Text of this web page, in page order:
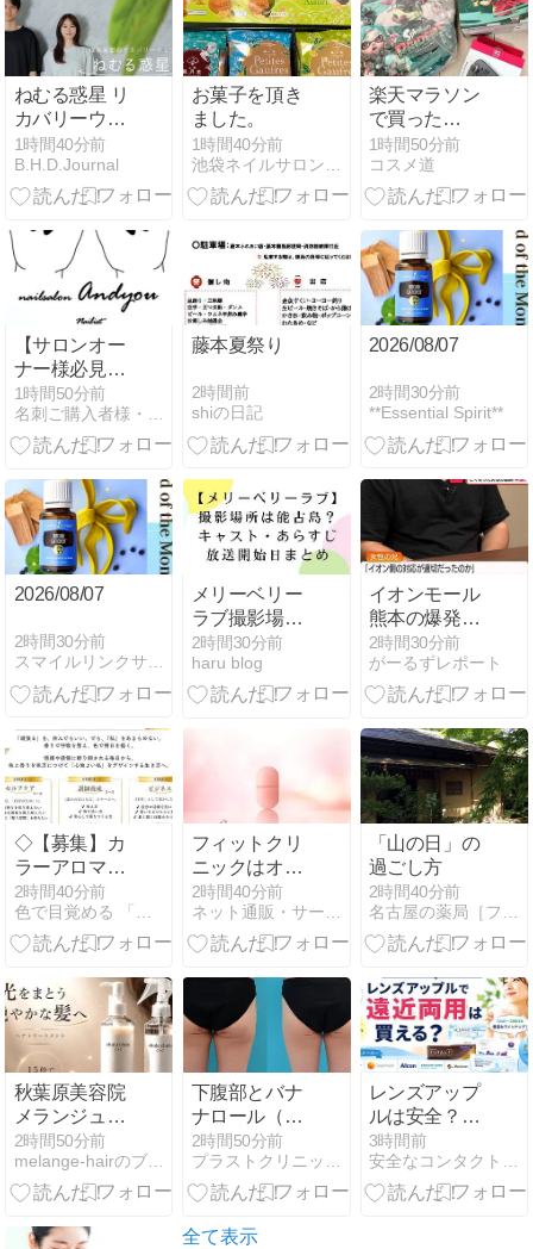
ねむる惑星 リ
カバリーウェ
アは一般医療
機器！口コミ
や評判はど
1時間40分前
B.H.D.Journal
お菓子を頂き
ました。
1時間40分前
池袋ネイルサロン Ee-Nail
楽天マラソン
で買った
switch2限定セ
ット
1時間50分前
コスメ道
【サロンオー
ナー様必見】
ネイルサロン
の型抜き名刺
1時間50分前
名刺ご購入者様・観覧者様からのデザインコメントをご紹介！！…
藤本夏祭り
2時間前
shiの日記
2026/08/07
2時間30分前
**Essential Spirit**
2026/08/07
2時間30分前
スマイルリンクサロン ミューズデュオ
メリーベリー
ラブ撮影場所
は能古島？キ
ャスト・あら
すじ・放送開
2時間30分前
haru blog
イオンモール
熊本の爆発事
故「本当のこ
とを…」遺族
語る
2時間30分前
がーるずレポート
◇【募集】カ
ラーアロマラ
イフィスト講
座＆ キャッチ
アップ勉強会
2時間40分前
色で目覚める 「自分の活かし方」レッスン♪
フィットクリ
ニックはオン
ライン診療で
美容内服（ス
キンマリア）
2時間40分前
ネット通販・サービスはおすすめ？口コミ評判情報局
「山の日」の
過ごし方
2時間40分前
名古屋の薬局［ファーマシー大学堂］でアンチエイジング！
秋葉原美容院
メランジュ・
ブログ・髪を
若返させる
2時間50分前
melange-hairのブログ 秋葉原の美容室
下腹部とバナ
ナロール（ヒ
ップ下）同時
痩身治療 2週
間後
2時間50分前
プラストクリニックで美容外科を毎日観ているスタッフの観察日記
レンズアップ
ルは安全？取
扱メーカーと
人気ブランド
を紹介│遠近
3時間前
安全なコンタクト通販おすすめ3選！安全なサイトの見分け方♪
全て表示